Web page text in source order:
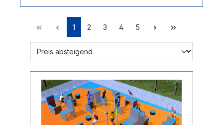
1 2 3 4 5